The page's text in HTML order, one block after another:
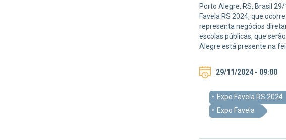
Porto Alegre, RS, Brasil
Favela RS 2024, que
representa negócios
escolas públicas, que
Alegre está presente na
29/11/2024 - 09:00
Expo Favela RS 2024
Expo Favela